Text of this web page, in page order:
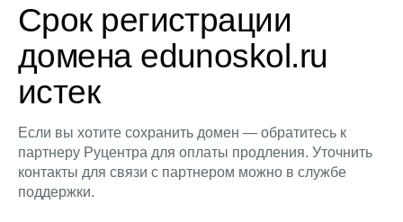
Срок регистрации
домена edunoskol.ru
истек
Если вы хотите сохранить домен — обратитесь к
партнеру Руцентра для оплаты продления. Уточнить
контакты для связи с партнером можно в службе
поддержки.